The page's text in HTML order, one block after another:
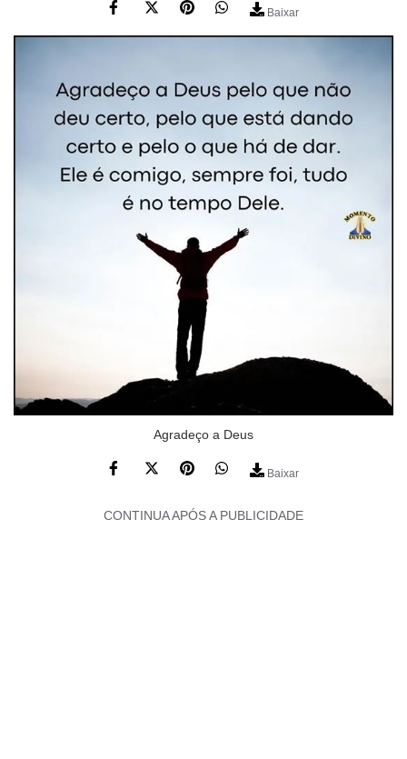
Baixar
Agradeço a Deus
Baixar
CONTINUA APÓS A PUBLICIDADE